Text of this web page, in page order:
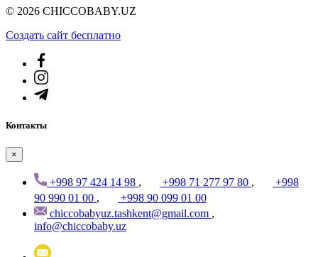
© 2026 CHICCOBABY.UZ
Создать cайт бесплатно
Контакты
×
+998 97 424 14 98 , +998 71 277 97 80 ,
+998
90 990 01 00 ,
+998 90 099 01 00
chiccobabyuz.tashkent@gmail.com ,
info@chiccobaby.uz